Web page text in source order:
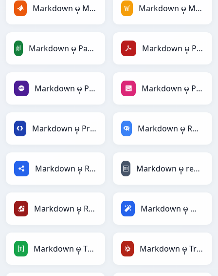
Markdown မှ MATLAB Markdown မှ MediaWiki
Markdown မှ PandasDataFrame Markdown မှ PDF
Markdown မှ PHP Markdown မှ PNG
Markdown မှ Protobuf Markdown မှ RDataFrame
Markdown မှ RDF Markdown မှ reStructuredText
Markdown မှ Ruby Markdown မှ Magic
Markdown မှ TOML Markdown မှ TracWiki